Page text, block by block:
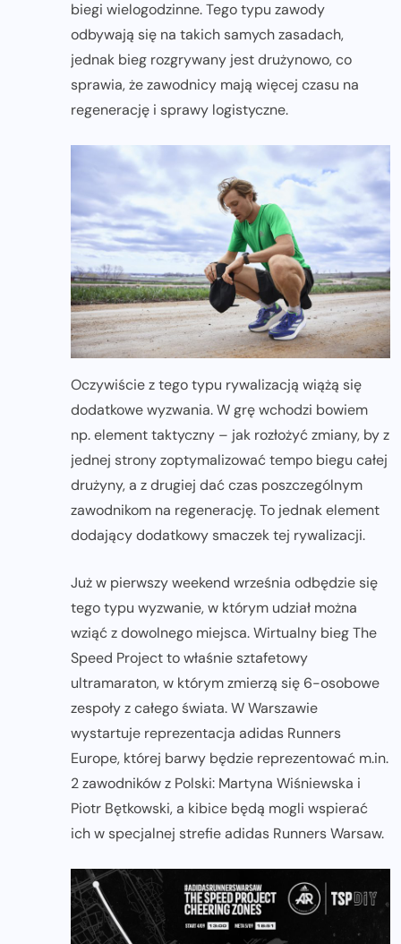
biegi wielogodzinne. Tego typu zawody
odbywają się na takich samych zasadach,
jednak bieg rozgrywany jest drużynowo, co
sprawia, że zawodnicy mają więcej czasu na
regenerację i sprawy logistyczne.
Oczywiście z tego typu rywalizacją wiążą się
dodatkowe wyzwania. W grę wchodzi bowiem
np. element taktyczny – jak rozłożyć zmiany, by z
jednej strony zoptymalizować tempo biegu całej
drużyny, a z drugiej dać czas poszczególnym
zawodnikom na regenerację. To jednak element
dodający dodatkowy smaczek tej rywalizacji.
Już w pierwszy weekend września odbędzie się
tego typu wyzwanie, w którym udział można
wziąć z dowolnego miejsca. Wirtualny bieg The
Speed Project to właśnie sztafetowy
ultramaraton, w którym zmierzą się 6-osobowe
zespoły z całego świata. W Warszawie
wystartuje reprezentacja adidas Runners
Europe, której barwy będzie reprezentować m.in.
2 zawodników z Polski: Martyna Wiśniewska i
Piotr Bętkowski, a kibice będą mogli wspierać
ich w specjalnej strefie adidas Runners Warsaw.